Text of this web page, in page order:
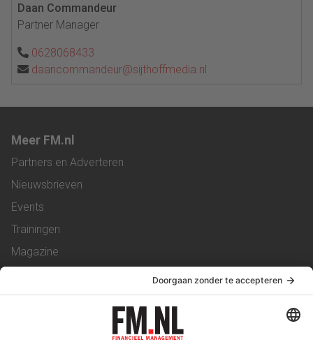
Daan Commandeur
Partner Manager
0628068433
daancommandeur@sijthoffmedia.nl
Meer FM.nl
Partners en Adverteren
Nieuwsbrieven
Events
Trainingen
Magazine
Service & Contact